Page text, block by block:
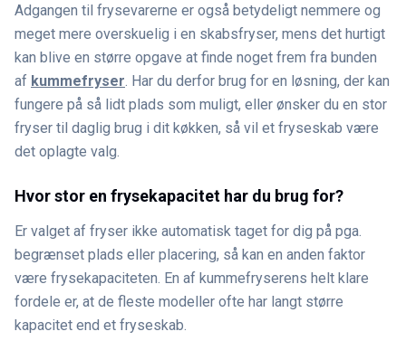
Adgangen til frysevarerne er også betydeligt nemmere og
meget mere overskuelig i en skabsfryser, mens det hurtigt
kan blive en større opgave at finde noget frem fra bunden
af kummefryser . Har du derfor brug for en løsning, der kan
fungere på så lidt plads som muligt, eller ønsker du en stor
fryser til daglig brug i dit køkken, så vil et fryseskab være
det oplagte valg.
Hvor stor en frysekapacitet har du brug for?
Er valget af fryser ikke automatisk taget for dig på pga.
begrænset plads eller placering, så kan en anden faktor
være frysekapaciteten. En af kummefryserens helt klare
fordele er, at de fleste modeller ofte har langt større
kapacitet end et fryseskab.